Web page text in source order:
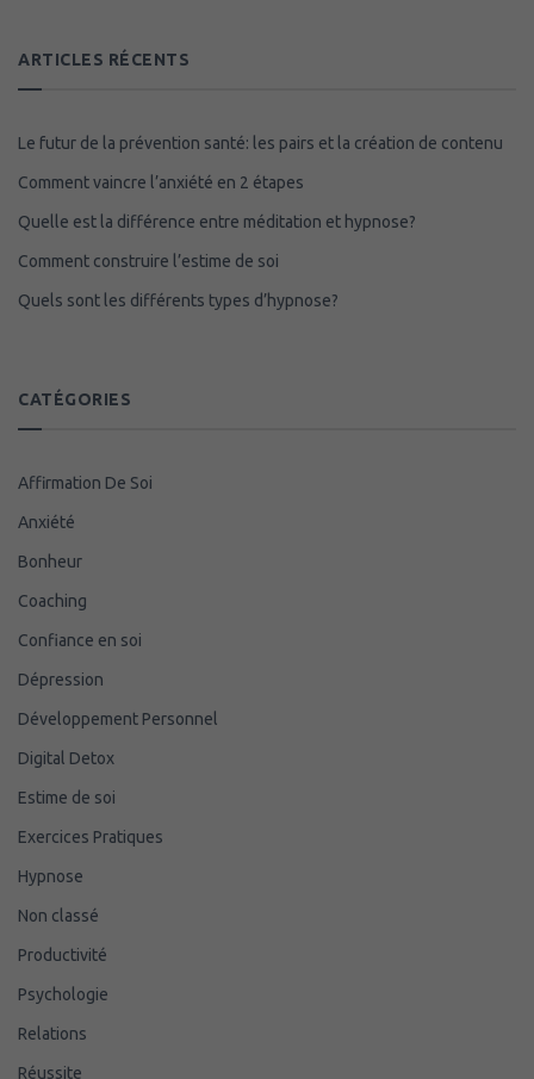
ARTICLES RÉCENTS
Le futur de la prévention santé: les pairs et la création de contenu
Comment vaincre l’anxiété en 2 étapes
Quelle est la différence entre méditation et hypnose?
Comment construire l’estime de soi
Quels sont les différents types d’hypnose?
CATÉGORIES
Affirmation De Soi
Anxiété
Bonheur
Coaching
Confiance en soi
Dépression
Développement Personnel
Digital Detox
Estime de soi
Exercices Pratiques
Hypnose
Non classé
Productivité
Psychologie
Relations
Réussite